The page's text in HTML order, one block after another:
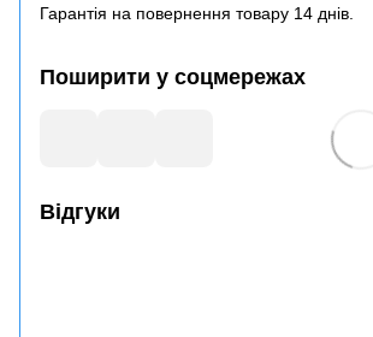
Гарантія на повернення товару 14 днів.
Поширити у соцмережах
Відгуки